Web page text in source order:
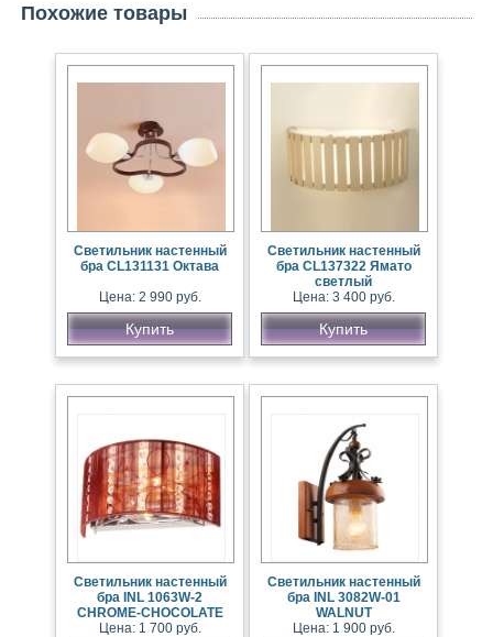
Похожие товары
Светильник настенный
бра CL131131 Октава
Цена: 2 990 руб.
Купить
Светильник настенный
бра CL137322 Ямато
светлый
Цена: 3 400 руб.
Купить
Светильник настенный
бра INL 1063W-2
CHROME-CHOCOLATE
Цена: 1 700 руб.
Светильник настенный
бра INL 3082W-01
WALNUT
Цена: 1 900 руб.